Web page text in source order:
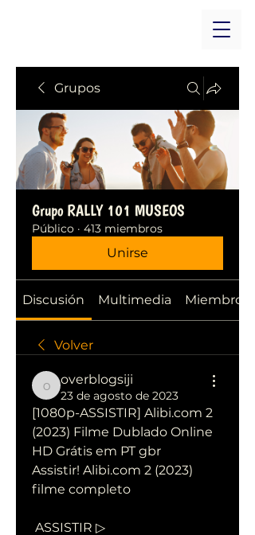
Grupos
Grupo RALLY 101 MUSEOS
Público · 413 miembros
Unirse
Discusión Multimedia Miembros
Volver
overblogsiji
overblogsiji
23 de agosto de 2023
[1080p-ASSISTIR] Alibi.com 2
(2023) Filme Dublado Online
HD Grátis em PT gbr
Assistir! Alibi.com 2 (2023)
filme completo